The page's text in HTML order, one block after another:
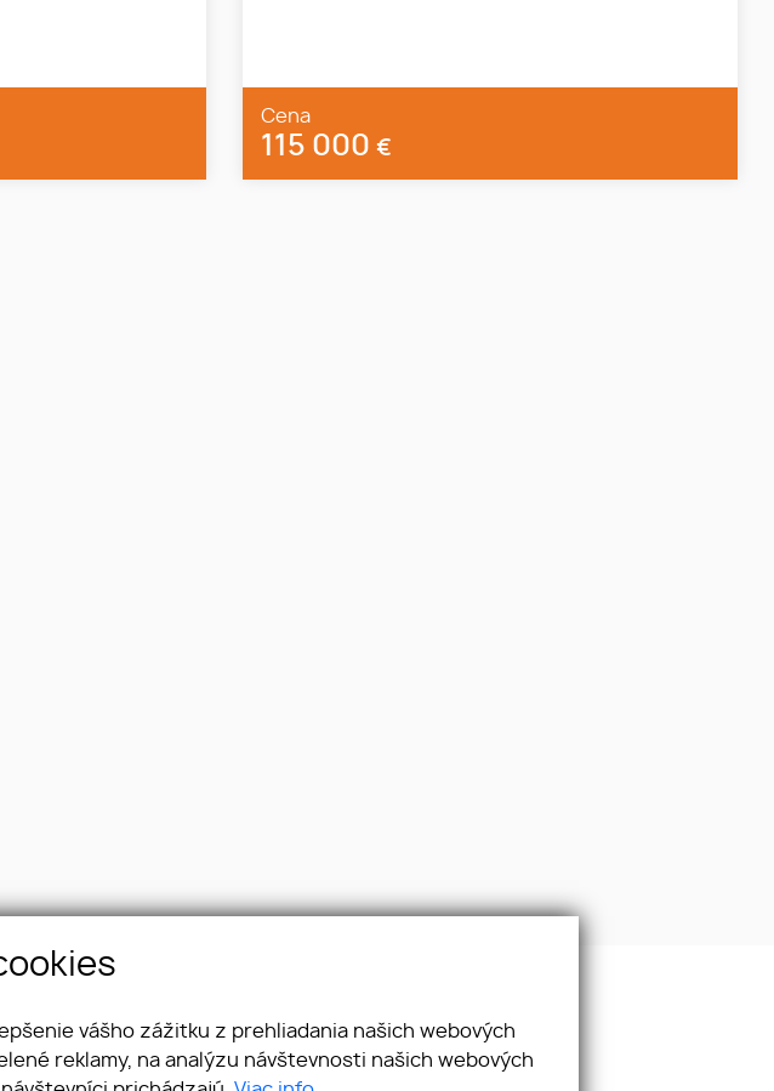
Cena
115 000 €
E-mail
vášho zážitku z prehliadania našich webových
reklamy, na analýzu návštevnosti našich webových